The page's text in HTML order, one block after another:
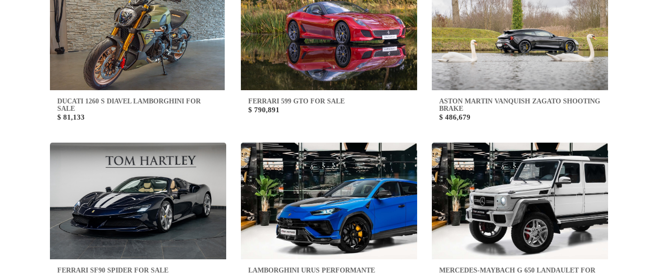
DUCATI 1260 S DIAVEL LAMBORGHINI FOR
SALE
$ 81,133
FERRARI 599 GTO FOR SALE
$ 790,891
ASTON MARTIN VANQUISH ZAGATO SHOOTING
BRAKE
$ 486,679
FERRARI SF90 SPIDER FOR SALE LAMBORGHINI URUS PERFORMANTE
MERCEDES-MAYBACH G 650 LANDAULET FOR